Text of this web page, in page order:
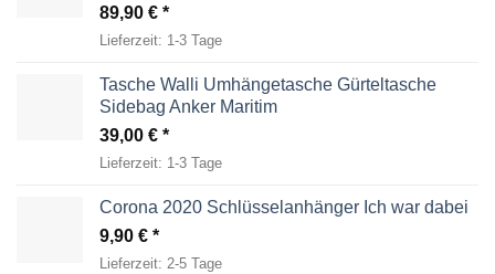
89,90 €
Lieferzeit: 1-3 Tage
Tasche Walli Umhängetasche Gürteltasche
Sidebag Anker Maritim
39,00 €
Lieferzeit: 1-3 Tage
Corona 2020 Schlüsselanhänger Ich war dabei
9,90 €
Lieferzeit: 2-5 Tage